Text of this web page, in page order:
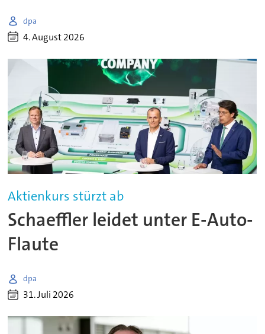
dpa
4. August 2026
Aktienkurs stürzt ab
Schaeffler leidet unter E-Auto-
Flaute
dpa
31. Juli 2026